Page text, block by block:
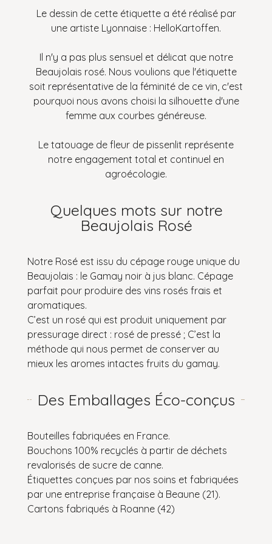
Le dessin de cette étiquette a été réalisé par
une artiste Lyonnaise : HelloKartoffen.
Il n'y a pas plus sensuel et délicat que notre
Beaujolais rosé. Nous voulions que l'étiquette
soit représentative de la féminité de ce vin, c'est
pourquoi nous avons choisi la silhouette d'une
femme aux courbes généreuse.
Le tatouage de fleur de pissenlit représente
notre engagement total et continuel en
agroécologie.
Quelques mots sur notre
Beaujolais Rosé
Notre Rosé est issu du cépage rouge unique du
Beaujolais : le Gamay noir à jus blanc. Cépage
parfait pour produire des vins rosés frais et
aromatiques.
C’est un rosé qui est produit uniquement par
pressurage direct : rosé de pressé ; C’est la
méthode qui nous permet de conserver au
mieux les aromes intactes fruits du gamay.
Des Emballages Éco-conçus
Bouteilles fabriquées en France.
Bouchons 100% recyclés à partir de déchets
revalorisés de sucre de canne.
Étiquettes conçues par nos soins et fabriquées
par une entreprise française à Beaune (21).
Cartons fabriqués à Roanne (42)